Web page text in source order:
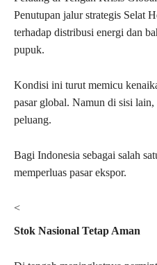
Penutupan jalur strategis Selat
terhadap distribusi energi dan
pupuk.
Kondisi ini turut memicu
pasar global. Namun di sisi
peluang.
Bagi Indonesia sebagai salah
memperluas pasar ekspor.
<
Stok Nasional Tetap Aman